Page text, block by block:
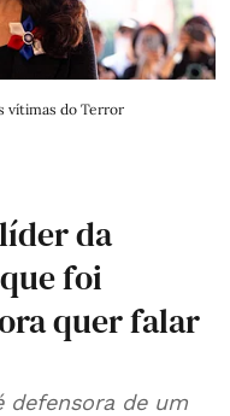
vítimas do Terror
da
foi
quer falar
defensora de um